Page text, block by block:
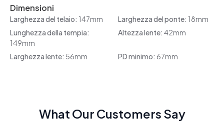
Dimensioni
Larghezza del telaio: 147mm Larghezza del ponte: 18mm
Lunghezza della tempia:
149mm
Altezza lente: 42mm
Larghezza lente: 56mm PD minimo: 67mm
What Our Customers Say